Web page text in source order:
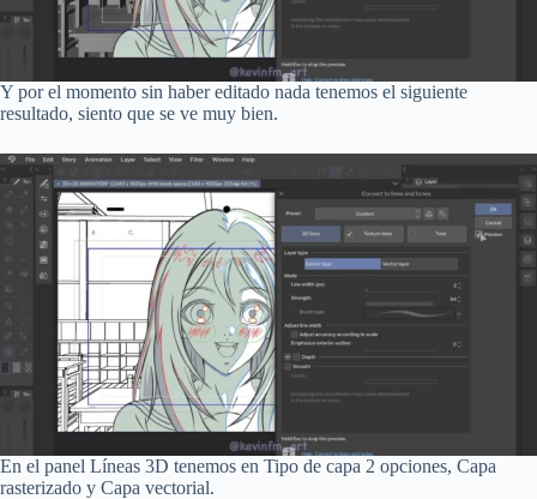
Y por el momento sin haber editado nada tenemos el siguiente
resultado, siento que se ve muy bien.
En el panel Líneas 3D tenemos en Tipo de capa 2 opciones, Capa
rasterizado y Capa vectorial.